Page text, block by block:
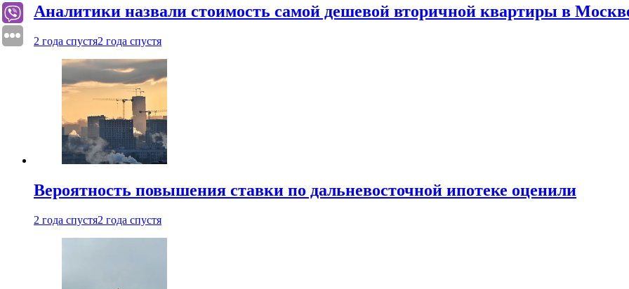
Аналитики назвали стоимость самой дешевой вторичной квартиры в
2 года спустя2 года спустя
Вероятность повышения ставки по дальневосточной ипотеке оценили
2 года спустя2 года спустя